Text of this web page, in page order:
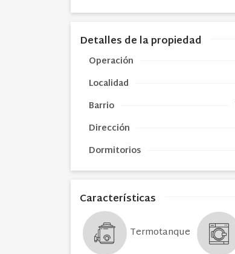
Detalles de la propiedad
Operación
Localidad
Barrio
Dirección
Dormitorios
Características
Termotanque